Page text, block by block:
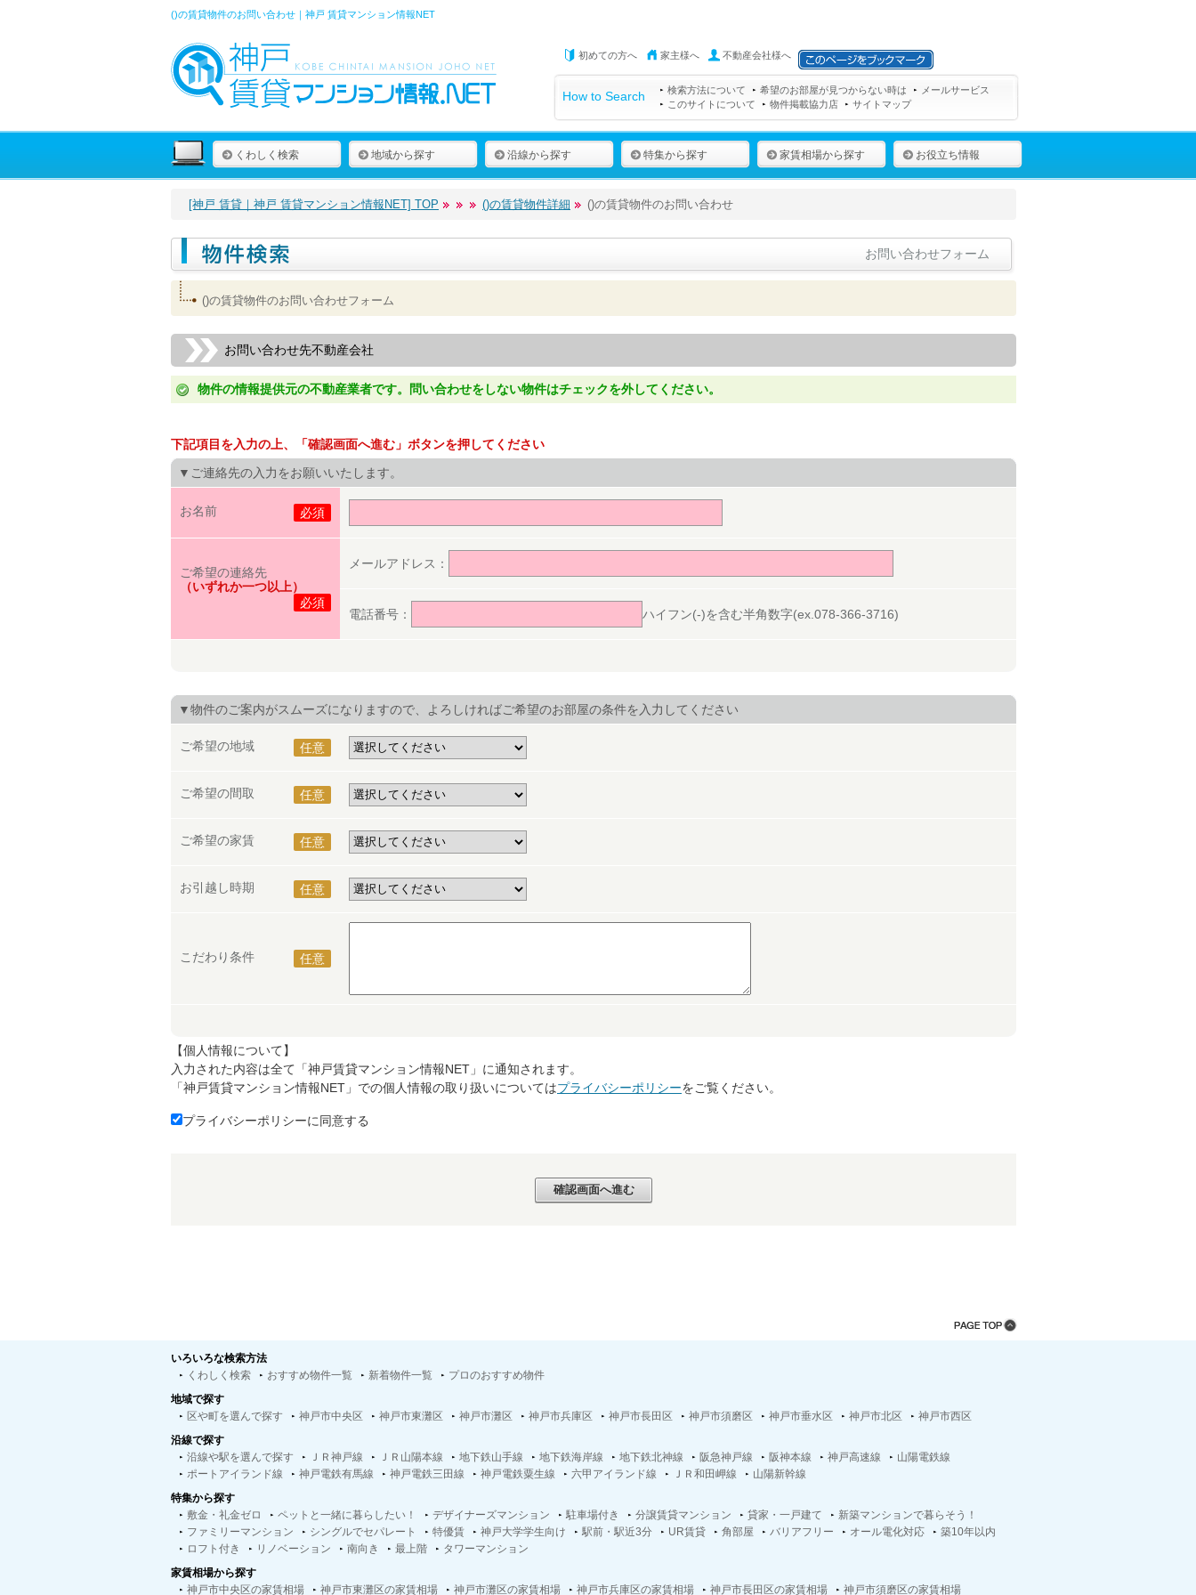
()の賃貸物件のお問い合わせ｜神戸 賃貸マンション情報NET
初めての方へ 家主様へ 不動産会社様へ
How to Search 検索方法について 希望のお部屋が見つからない時は
メールサービス
このサイトについて
物件掲載協力店 サイトマップ
くわしく検索 地域から探す 沿線から探す 特集から探す 家賃相場から探す お役立ち情報
[神戸 賃貸｜神戸 賃貸マンション情報NET] TOP ()の賃貸物件詳細 ()の賃貸物件のお問い合わせ
お問い合わせフォーム
()の賃貸物件のお問い合わせフォーム
お問い合わせ先不動産会社
物件の情報提供元の不動産業者です。問い合わせをしない物件はチェックを外してください。
下記項目を入力の上、「確認画面へ進む」ボタンを押してください
▼ご連絡先の入力をお願いいたします。
お名前 必須
ご希望の連絡先
（いずれか一つ以上）
必須
メールアドレス：
電話番号： ハイフン(-)を含む半角数字(ex.078-366-3716)
▼物件のご案内がスムーズになりますので、よろしければご希望のお部屋の条件を入力してください
ご希望の地域 任意
ご希望の間取 任意
ご希望の家賃 任意
お引越し時期 任意
こだわり条件 任意
【個人情報について】
入力された内容は全て「神戸賃貸マンション情報NET」に通知されます。
「神戸賃貸マンション情報NET」での個人情報の取り扱いについてはプライバシーポリシーをご覧ください。
プライバシーポリシーに同意する
いろいろな検索方法
くわしく検索
おすすめ物件一覧 新着物件一覧
プロのおすすめ物件
地域で探す
区や町を選んで探す
神戸市中央区 神戸市東灘区 神戸市灘区 神戸市兵庫区 神戸市長田区 神戸市須磨区 神戸市垂水区 神戸市北区
神戸市西区
沿線で探す
沿線や駅を選んで探す
ＪＲ神戸線 ＪＲ山陽本線 地下鉄山手線 地下鉄海岸線 地下鉄北神線 阪急神戸線 阪神本線 神戸高速線
山陽電鉄線
ポートアイランド線
神戸電鉄有馬線 神戸電鉄三田線 神戸電鉄粟生線 六甲アイランド線 ＪＲ和田岬線
山陽新幹線
特集から探す
敷金・礼金ゼロ
ペットと一緒に暮らしたい！ デザイナーズマンション 駐車場付き 分譲賃貸マンション 貸家・一戸建て
新築マンションで暮らそう！
ファミリーマンション
シングルでセパレート 特優賃 神戸大学学生向け 駅前・駅近3分 UR賃貸 角部屋 バリアフリー オール電化対応
築10年以内
ロフト付き
リノベーション 南向き 最上階
タワーマンション
家賃相場から探す
神戸市中央区の家賃相場
神戸市東灘区の家賃相場 神戸市灘区の家賃相場 神戸市兵庫区の家賃相場 神戸市長田区の家賃相場 神戸市須磨区の家賃相場